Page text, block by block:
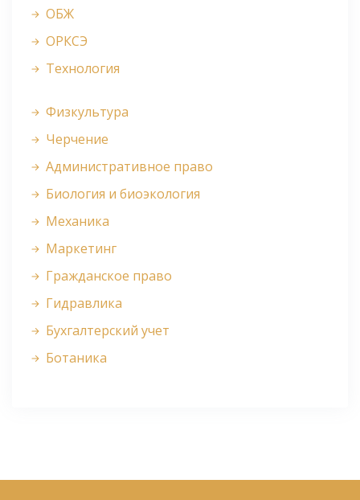
ОБЖ
ОРКСЭ
Технология
Физкультура
Черчение
Административное право
Биология и биоэкология
Механика
Маркетинг
Гражданское право
Гидравлика
Бухгалтерский учет
Ботаника